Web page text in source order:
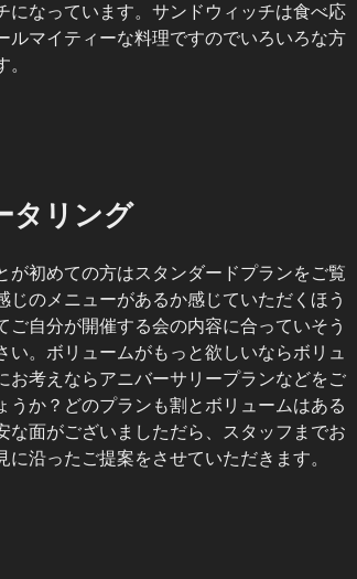
になっています。サンドウィッチは食べ応
ルマイティーな料理ですのでいろいろな方
タリング
が初めての方はスタンダードプランをご覧
じのメニューがあるか感じていただくほう
ご自分が開催する会の内容に合っていそう
い。ボリュームがもっと欲しいならボリュ
お考えならアニバーサリープランなどをご
うか？どのプランも割とボリュームはある
な面がございましただら、スタッフまでお
に沿ったご提案をさせていただきます。